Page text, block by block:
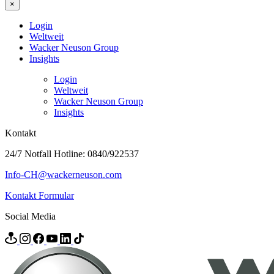
×
Login
Weltweit
Wacker Neuson Group
Insights
Login
Weltweit
Wacker Neuson Group
Insights
Kontakt
24/7 Notfall Hotline: 0840/922537
Info-CH@wackerneuson.com
Kontakt Formular
Social Media